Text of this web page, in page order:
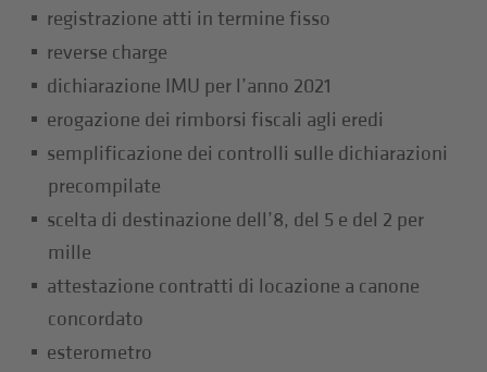
registrazione atti in termine fisso
reverse charge
dichiarazione IMU per l’anno 2021
erogazione dei rimborsi fiscali agli eredi
semplificazione dei controlli sulle dichiarazioni
precompilate
scelta di destinazione dell’8, del 5 e del 2 per
mille
attestazione contratti di locazione a canone
concordato
esterometro